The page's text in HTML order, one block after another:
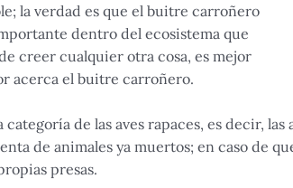
la verdad es que el buitre carroñero
dentro del ecosistema que
creer cualquier otra cosa, es mejor
acerca el buitre carroñero.
categoría de las aves rapaces, es decir, las
de animales ya muertos; en caso de
presas.